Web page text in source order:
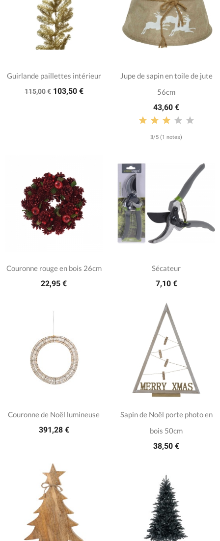
Guirlande paillettes intérieur
115,00 € 103,50 €
Jupe de sapin en toile de jute
56cm
43,60 €
3/5 (1 notes)
Couronne rouge en bois 26cm
22,95 €
Sécateur
7,10 €
Couronne de Noël lumineuse
391,28 €
Sapin de Noël porte photo en
bois 50cm
38,50 €